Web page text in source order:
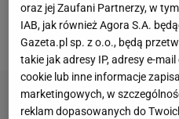
jednego seta i podobnego
spodziewać się w
oraz jej Zaufani Partnerzy, w
IAB, jak również Agora S.A.
Gazeta.pl sp. z o.o., będą
takie jak adresy IP, adresy e-
cookie lub inne informacje
marketingowych, w
reklam dopasowanych do